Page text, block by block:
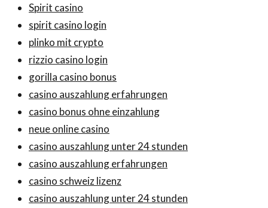
Spirit casino
spirit casino login
plinko mit crypto
rizzio casino login
gorilla casino bonus
casino auszahlung erfahrungen
casino bonus ohne einzahlung
neue online casino
casino auszahlung unter 24 stunden
casino auszahlung erfahrungen
casino schweiz lizenz
casino auszahlung unter 24 stunden